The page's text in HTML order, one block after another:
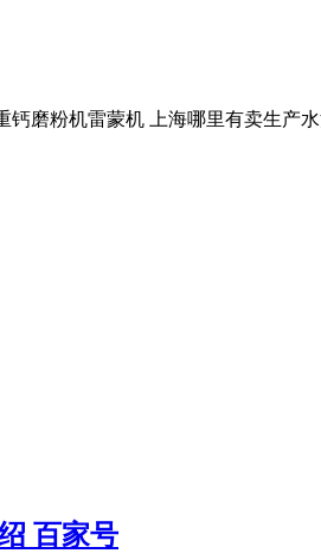
磨粉机雷蒙机 上海哪里有卖生
百家号